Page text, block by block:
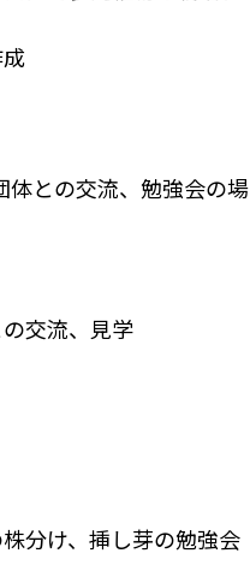
との交流、勉強会の場
交流、見学
分け、挿し芽の勉強会